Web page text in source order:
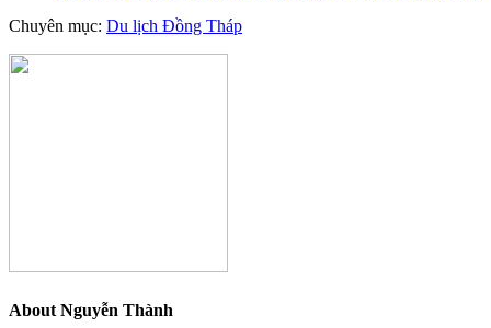
Chuyên mục: Du lịch Đồng Tháp
About Nguyễn Thành